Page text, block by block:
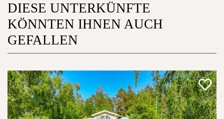
DIESE UNTERKÜNFTE
KÖNNTEN IHNEN AUCH
GEFALLEN